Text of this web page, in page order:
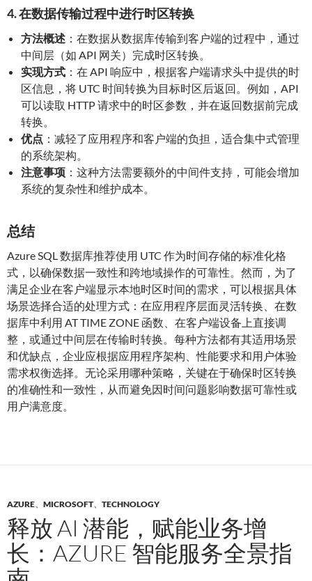
4. 在数据传输过程中进行时区转换
方法概述 ：在数据从数据库传输到客户端的过程中，通过
中间层（如 API 网关）完成时区转换。
实现方式 ：在 API 响应中，根据客户端请求头中提供的时
区信息，将 UTC 时间转换为目标时区后返回。例如，API
可以读取 HTTP 请求中的时区参数，并在返回数据前完成
转换。
优点 ：减轻了应用程序和客户端的负担，适合集中式管理
的系统架构。
注意事项 ：这种方法需要额外的中间件支持，可能会增加
系统的复杂性和维护成本。
总结
Azure SQL 数据库推荐使用 UTC 作为时间存储的标准化格
式，以确保数据一致性和跨地域操作的可靠性。然而，为了
满足企业在客户端显示本地时区时间的需求，可以根据具体
场景选择合适的处理方式：在应用程序层面灵活转换、在数
据库中利用 AT TIME ZONE 函数、在客户端设备上直接调
整，或通过中间层在传输时转换。每种方法都有其适用场景
和优缺点，企业应根据应用程序架构、性能要求和用户体验
需求权衡选择。无论采用哪种策略，关键在于确保时区转换
的准确性和一致性，从而避免因时间问题影响数据可靠性或
用户满意度。
AZURE、 MICROSOFT、 TECHNOLOGY
释放 AI 潜能，赋能业务增
长：AZURE 智能服务全景指